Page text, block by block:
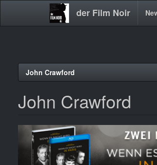
der Film Noir
Main
John Crawford
John Crawford